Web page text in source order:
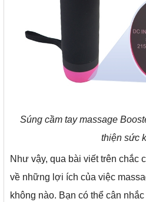
Súng cầm tay massage
thiện sức
Như vậy, qua bài viết trên chắc
về những lợi ích của việc
không nào. Bạn có thể cân